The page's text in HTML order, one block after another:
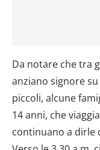
Da notare che tra
anziano signore
piccoli, alcune
14 anni, che
continuano a dirle